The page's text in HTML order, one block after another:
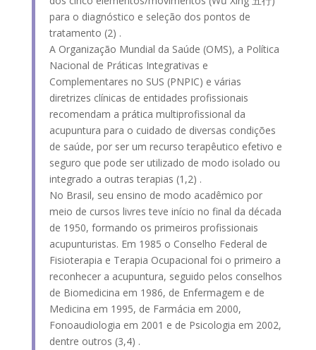
para o diagnóstico e seleção dos pontos de
tratamento (2) .
A Organização Mundial da Saúde (OMS), a Política
Nacional de Práticas Integrativas e
Complementares no SUS (PNPIC) e várias
diretrizes clínicas de entidades profissionais
recomendam a prática multiprofissional da
acupuntura para o cuidado de diversas condições
de saúde, por ser um recurso terapêutico efetivo e
seguro que pode ser utilizado de modo isolado ou
integrado a outras terapias (1,2) .
No Brasil, seu ensino de modo acadêmico por
meio de cursos livres teve início no final da década
de 1950, formando os primeiros profissionais
acupunturistas. Em 1985 o Conselho Federal de
Fisioterapia e Terapia Ocupacional foi o primeiro a
reconhecer a acupuntura, seguido pelos conselhos
de Biomedicina em 1986, de Enfermagem e de
Medicina em 1995, de Farmácia em 2000,
Fonoaudiologia em 2001 e de Psicologia em 2002,
dentre outros (3,4) .